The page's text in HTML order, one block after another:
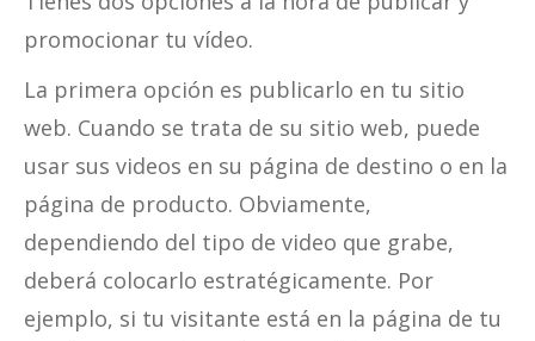
promocionar tu vídeo.
La primera opción es publicarlo en tu sitio
web. Cuando se trata de su sitio web, puede
usar sus videos en su página de destino o en la
página de producto. Obviamente,
dependiendo del tipo de video que grabe,
deberá colocarlo estratégicamente. Por
ejemplo, si tu visitante está en la página de tu